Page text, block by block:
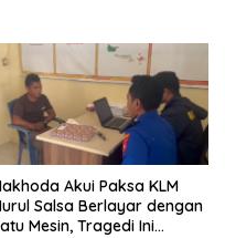
Akui Paksa KLM
Salsa Berlayar dengan
Mesin, Tragedi Ini